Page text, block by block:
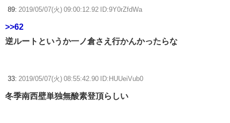
89: 2019/05/07(火) 09:00:12.92 ID:9Y0rZfdWa
>>62
逆ルートというか一ノ倉さえ行かんかったらな
33: 2019/05/07(火) 08:55:42.90 ID:HUUeiVub0
冬季南西壁単独無酸素登頂らしい